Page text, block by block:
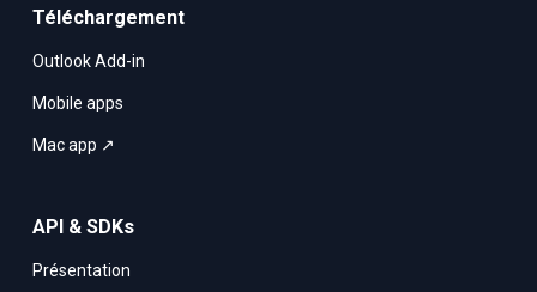
Téléchargement
Outlook Add-in
Mobile apps
Mac app ↗
API & SDKs
Présentation